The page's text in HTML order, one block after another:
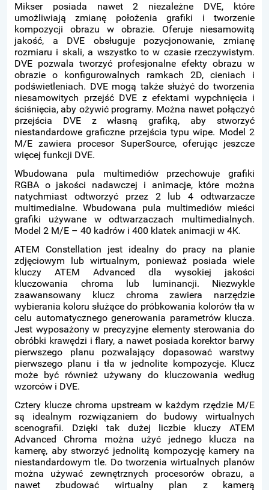
Mikser posiada nawet 2 niezależne DVE, które
umożliwiają zmianę położenia grafiki i tworzenie
kompozycji obrazu w obrazie. Oferuje niesamowitą
jakość, a DVE obsługuje pozycjonowanie, zmianę
rozmiaru i skali, a wszystko to w czasie rzeczywistym.
DVE pozwala tworzyć profesjonalne efekty obrazu w
obrazie o konfigurowalnych ramkach 2D, cieniach i
podświetleniach. DVE mogą także służyć do tworzenia
niesamowitych przejść DVE z efektami wypchnięcia i
ściśnięcia, aby ożywić programy. Można nawet połączyć
przejścia DVE z własną grafiką, aby stworzyć
niestandardowe graficzne przejścia typu wipe. Model 2
M/E zawiera procesor SuperSource, oferując jeszcze
więcej funkcji DVE.
Wbudowana pula multimediów przechowuje grafiki
RGBA o jakości nadawczej i animacje, które można
natychmiast odtworzyć przez 2 lub 4 odtwarzacze
multimedialne. Wbudowana pula multimediów mieści
grafiki używane w odtwarzaczach multimedialnych.
Model 2 M/E – 40 kadrów i 400 klatek animacji w 4K.
ATEM Constellation jest idealny do pracy na planie
zdjęciowym lub wirtualnym, ponieważ posiada wiele
kluczy ATEM Advanced dla wysokiej jakości
kluczowania chroma lub luminancji. Niezwykle
zaawansowany klucz chroma zawiera narzędzie
wybierania koloru służące do próbkowania kolorów tła w
celu automatycznego generowania parametrów klucza.
Jest wyposażony w precyzyjne elementy sterowania do
obróbki krawędzi i flary, a nawet posiada korektor barwy
pierwszego planu pozwalający dopasować warstwy
pierwszego planu i tła w jednolite kompozycje. Klucz
może być również używany do kluczowania według
wzorców i DVE.
Cztery klucze chroma upstream w każdym rzędzie M/E
są idealnym rozwiązaniem do budowy wirtualnych
scenografii. Dzięki tak dużej liczbie kluczy ATEM
Advanced Chroma można użyć jednego klucza na
kamerę, aby stworzyć jednolitą kompozycję kamery na
niestandardowym tle. Do tworzenia wirtualnych planów
można używać zewnętrznych procesorów obrazu, a
nawet zbudować wirtualny plan z kamerą